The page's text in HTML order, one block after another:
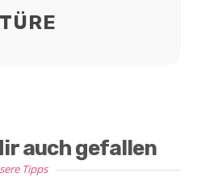
auch gefallen
Tipps